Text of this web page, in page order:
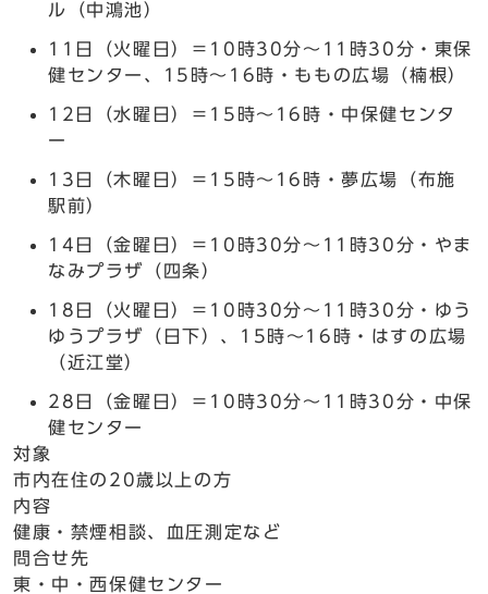
ル（中鴻池）
11日（火曜日）＝10時30分～11時30分・東保
健センター、15時～16時・ももの広場（楠根）
12日（水曜日）＝15時～16時・中保健センタ
ー
13日（木曜日）＝15時～16時・夢広場（布施
駅前）
14日（金曜日）＝10時30分～11時30分・やま
なみプラザ（四条）
18日（火曜日）＝10時30分～11時30分・ゆう
ゆうプラザ（日下）、15時～16時・はすの広場
（近江堂）
28日（金曜日）＝10時30分～11時30分・中保
健センター
対象
市内在住の20歳以上の方
内容
健康・禁煙相談、血圧測定など
問合せ先
東・中・西保健センター